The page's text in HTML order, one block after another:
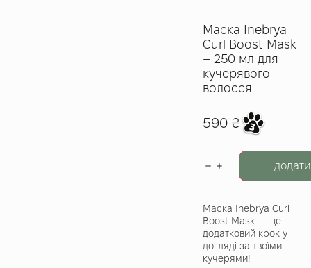
Маска Inebrya
Curl Boost Mask
– 250 мл для
кучерявого
волосся
590 ₴
Маска Inebrya Curl
Boost Mask — це
додатковий крок у
догляді за твоїми
кучерями!